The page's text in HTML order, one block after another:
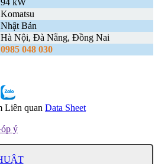
94 kW
Komatsu
Nhật Bản
Hà Nội, Đà Nẵng, Đồng Nai
0985 048 030
Liên quan Data Sheet
ý